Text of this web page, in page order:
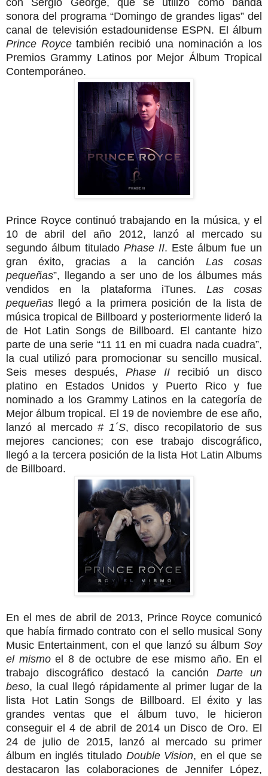
sonora del programa “Domingo de grandes ligas” del
canal de televisión estadounidense ESPN. El álbum
Prince Roycetambién recibió una nominación a los
Premios Grammy Latinos por Mejor Álbum Tropical
Contemporáneo.
Prince Royce continuó trabajando en la música, y el
10 de abril del año 2012, lanzó al mercado su
segundo álbum titulado Phase II. Este álbum fue un
gran éxito, gracias a la canción Las cosas
pequeñas”, llegando a ser uno de los álbumes más
vendidos en la plataforma iTunes. Las cosas
pequeñas llegó a la primera posición de la lista de
música tropical de Billboard y posteriormente lideró la
de Hot Latin Songs de Billboard. El cantante hizo
parte de una serie “11 11 en mi cuadra nada cuadra”,
la cual utilizó para promocionar su sencillo musical.
Seis meses después, Phase II recibió un disco
platino en Estados Unidos y Puerto Rico y fue
nominado a los Grammy Latinos en la categoría de
Mejor álbum tropical. El 19 de noviembre de ese año,
lanzó al mercado# 1´S, disco recopilatorio de sus
mejores canciones; con ese trabajo discográfico,
llegó a la tercera posición de la lista Hot Latin Albums
de Billboard.
En el mes de abril de 2013, Prince Royce comunicó
que había firmado contrato con el sello musical Sony
Music Entertainment, con el que lanzó su álbum Soy
el mismoel 8 de octubre de ese mismo año. En el
trabajo discográfico destacó la canción Darte un
beso, la cual llegó rápidamente al primer lugar de la
lista Hot Latin Songs de Billboard. El éxito y las
grandes ventas que el álbum tuvo, le hicieron
conseguir el 4 de abril de 2014 un Disco de Oro. El
24 de julio de 2015, lanzó al mercado su primer
álbum en inglés titulado Double Vision, en el que se
destacaron las colaboraciones de Jennifer López,